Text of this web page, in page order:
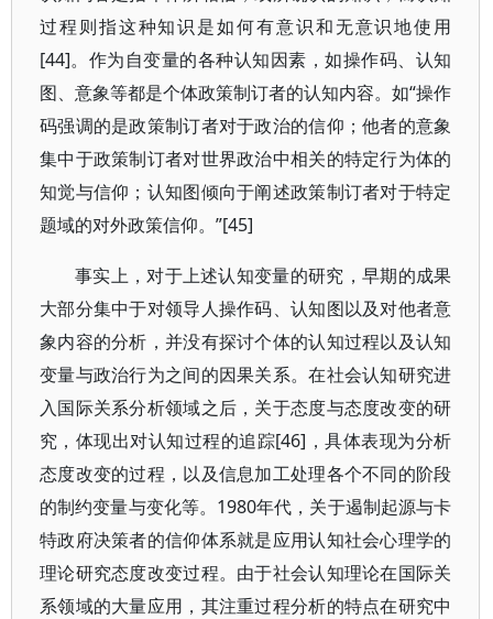
过程则指这种知识是如何有意识和无意识地使用
[44]。作为自变量的各种认知因素，如操作码、认知
图、意象等都是个体政策制订者的认知内容。如“操作
码强调的是政策制订者对于政治的信仰；他者的意象
集中于政策制订者对世界政治中相关的特定行为体的
知觉与信仰；认知图倾向于阐述政策制订者对于特定
题域的对外政策信仰。”[45]
事实上，对于上述认知变量的研究，早期的成果
大部分集中于对领导人操作码、认知图以及对他者意
象内容的分析，并没有探讨个体的认知过程以及认知
变量与政治行为之间的因果关系。在社会认知研究进
入国际关系分析领域之后，关于态度与态度改变的研
究，体现出对认知过程的追踪[46]，具体表现为分析
态度改变的过程，以及信息加工处理各个不同的阶段
的制约变量与变化等。1980年代，关于遏制起源与卡
特政府决策者的信仰体系就是应用认知社会心理学的
理论研究态度改变过程。由于社会认知理论在国际关
系领域的大量应用，其注重过程分析的特点在研究中